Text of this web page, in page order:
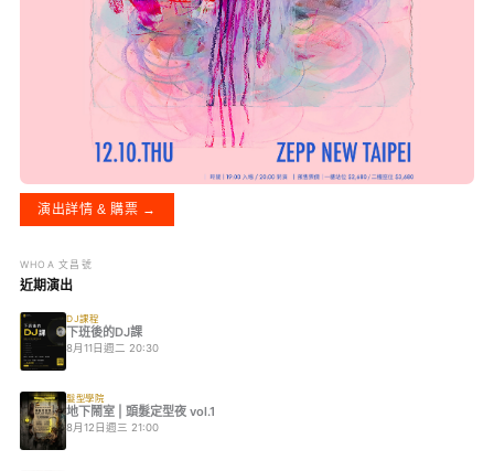
演出詳情 & 購票 →
WHOA 文昌號
近期演出
DJ課程
下班後的DJ課
8月11日週二 20:30
髮型學院
地下鬧室 | 頭髮定型夜 vol.1
8月12日週三 21:00